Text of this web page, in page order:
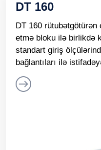
DT 160
DT 160
etmə bloku ilə birlikdə
standart giriş
bağlantıları ilə